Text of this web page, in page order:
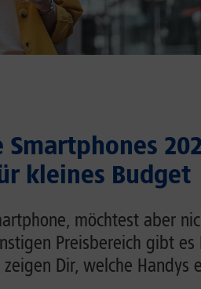
kleines Budget
möchtest aber
Preisbereich gibt
Dir, welche Handys